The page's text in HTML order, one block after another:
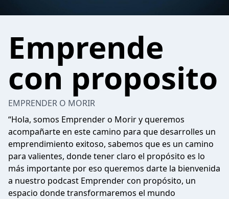
Emprende
con proposito
EMPRENDER O MORIR
“Hola, somos Emprender o Morir y queremos
acompañarte en este camino para que desarrolles un
emprendimiento exitoso, sabemos que es un camino
para valientes, donde tener claro el propósito es lo
más importante por eso queremos darte la bienvenida
a nuestro podcast Emprender con propósito, un
espacio donde transformaremos el mundo